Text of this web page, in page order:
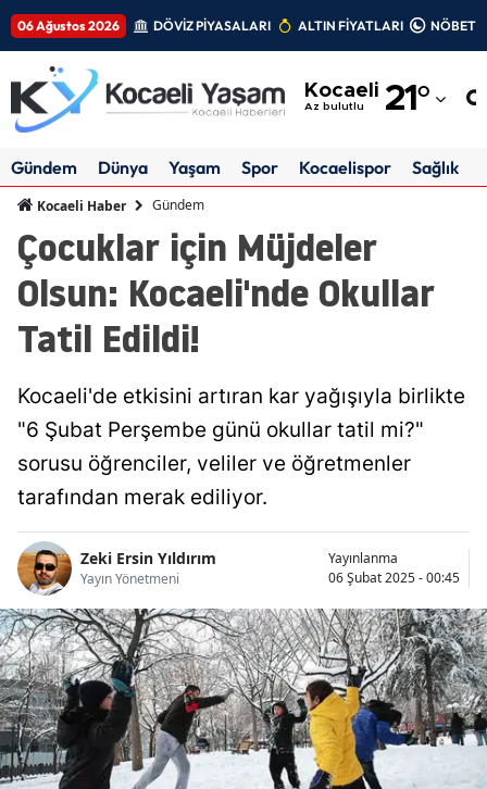
06 Ağustos 2026 DÖVİZ PİYASALARI ALTIN FİYATLARI
Kocaeli
Az bulutlu 21°
Adıyaman
Amasya
Ankara
Aydın
Balıkesir
Bingöl
Bolu
Burdur
Bursa
Çanakkale
Gündem Dünya Yaşam Spor Kocaelispor Sağlık
Kocaeli Haber Gündem
Çocuklar için Müjdeler
Olsun: Kocaeli'nde Okullar
Tatil Edildi!
Kocaeli'de etkisini artıran kar yağışıyla birlikte
"6 Şubat Perşembe günü okullar tatil mi?"
sorusu öğrenciler, veliler ve öğretmenler
tarafından merak ediliyor.
Zeki Ersin Yıldırım
Yayın Yönetmeni
Yayınlanma
06 Şubat 2025 - 00:45